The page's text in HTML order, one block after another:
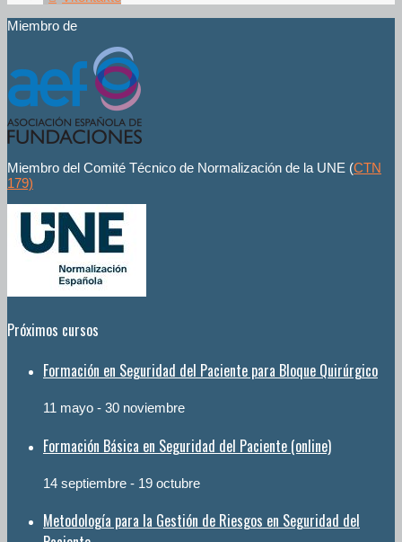
Miembro de
Miembro del Comité Técnico de Normalización de la UNE (CTN
179)
Próximos cursos
Formación en Seguridad del Paciente para Bloque Quirúrgico
11 mayo - 30 noviembre
Formación Básica en Seguridad del Paciente (online)
14 septiembre - 19 octubre
Metodología para la Gestión de Riesgos en Seguridad del